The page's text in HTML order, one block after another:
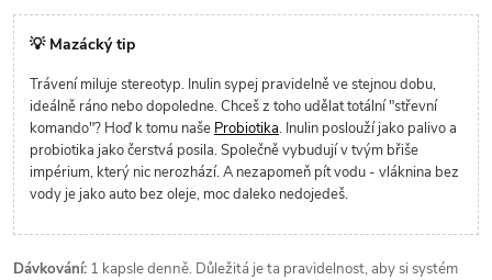
💡 Mazácký tip
Trávení miluje stereotyp. Inulin sypej pravidelně ve stejnou dobu,
ideálně ráno nebo dopoledne. Chceš z toho udělat totální "střevní
komando"? Hoď k tomu naše Probiotika. Inulin poslouží jako palivo a
probiotika jako čerstvá posila. Společně vybudují v tvým břiše
impérium, který nic nerozhází. A nezapomeň pít vodu - vláknina bez
vody je jako auto bez oleje, moc daleko nedojedeš.
Dávkování: 1 kapsle denně. Důležitá je ta pravidelnost, aby si systém